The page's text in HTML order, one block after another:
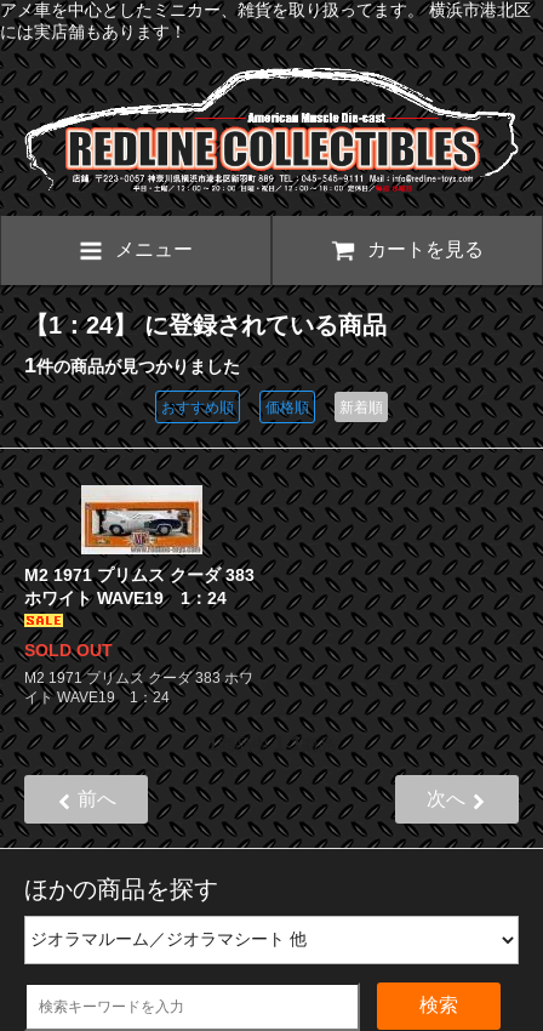
アメ車を中心としたミニカー、雑貨を取り扱ってます。 横浜市港北区
には実店舗もあります！
メニュー カートを見る
【1：24】 に登録されている商品
1件の商品が見つかりました
おすすめ順 価格順 新着順
M2 1971 プリムス クーダ 383
ホワイト WAVE19 1：24
SOLD OUT
M2 1971 プリムス クーダ 383 ホワ
イト WAVE19 1：24
1商品中1 -1 商品
前へ 次へ
ほかの商品を探す
検索